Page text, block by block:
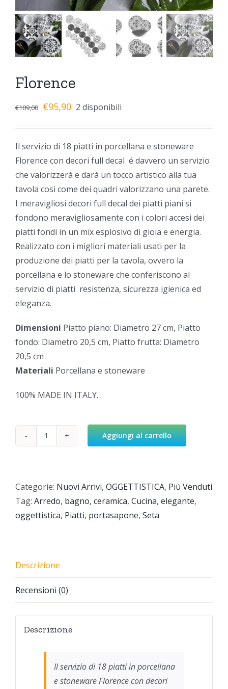
Florence
€109,00 €95,90 2 disponibili
Il servizio di 18 piatti in porcellana e stoneware
Florence con decori full decal é davvero un servizio
che valorizzerà e darà un tocco artistico alla tua
tavola così come dei quadri valorizzano una parete.
I meravigliosi decori full decal dei piatti piani si
fondono meravigliosamente con i colori accesi dei
piatti fondi in un mix esplosivo di gioia e energia.
Realizzato con i migliori materiali usati per la
produzione dei piatti per la tavola, ovvero la
porcellana e lo stoneware che conferiscono al
servizio di piatti resistenza, sicurezza igienica ed
eleganza.
Dimensioni Piatto piano: Diametro 27 cm, Piatto
fondo: Diametro 20,5 cm, Piatto frutta: Diametro
20,5 cm
Materiali Porcellana e stoneware
100% MADE IN ITALY.
Florence
Aggiungi al carrello
Categorie: Nuovi Arrivi, OGGETTISTICA, Più Venduti
Tag: Arredo, bagno, ceramica, Cucina, elegante,
oggettistica, Piatti, portasapone, Seta
Descrizione
Recensioni (0)
Descrizione
Il servizio di 18 piatti in porcellana
e stoneware Florence con decori